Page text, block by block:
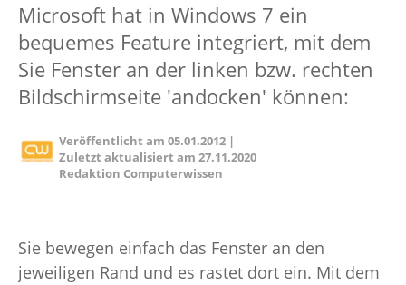
Microsoft hat in Windows 7 ein
bequemes Feature integriert, mit dem
Sie Fenster an der linken bzw. rechten
Bildschirmseite 'andocken' können:
Veröffentlicht am05.01.2012 |
Zuletzt aktualisiert am27.11.2020
Redaktion Computerwissen
Sie bewegen einfach das Fenster an den
jeweiligen Rand und es rastet dort ein. Mit dem